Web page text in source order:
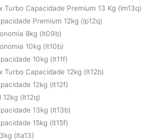
Turbo Capacidade Premium 13 Kg (lm13q)
Premium 12kg (lp12q)
8kg (lt09b)
10kg (lt10b)
10kg (lt11f)
Turbo Capacidade 12kg (lt12b)
12kg (lt12f)
(lt12q)
13kg (lt13b)
15kg (lt15f)
(lta13)